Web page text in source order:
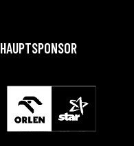
HAUPTSPONSOR